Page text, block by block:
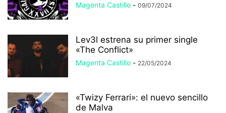
Magenta Castillo - 09/07/2024
Lev3l estrena su primer single
«The Conflict»
Magenta Castillo - 22/05/2024
«Twizy Ferrari»: el nuevo sencillo
de Malva